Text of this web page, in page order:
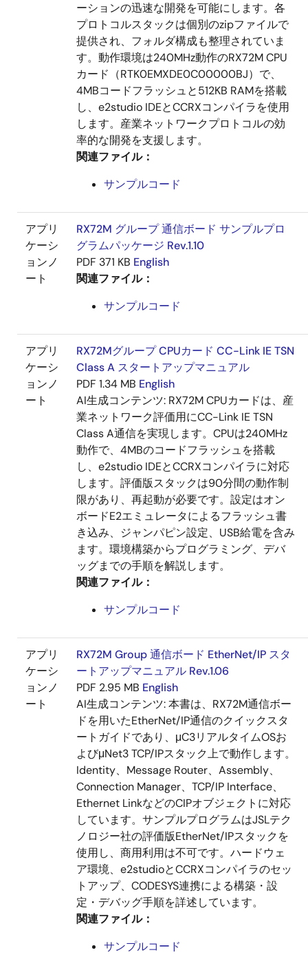
ーションの迅速な開発を可能にします。各
プロトコルスタックは個別のzipファイルで
提供され、フォルダ構成も整理されていま
す。動作環境は240MHz動作のRX72M CPU
カード（RTK0EMXDE0C00000BJ）で、
4MBコードフラッシュと512KB RAMを搭載
し、e2studio IDEとCCRXコンパイラを使用
します。産業ネットワークプロトコルの効
率的な開発を支援します。
関連ファイル：
サンプルコード
アプリ
ケーシ
ョンノ
ート
RX72M グループ 通信ボード サンプルプロ
グラムパッケージ Rev.1.10
PDF 371 KB English
関連ファイル：
サンプルコード
アプリ
ケーシ
ョンノ
ート
RX72Mグループ CPUカード CC-Link IE TSN
Class A スタートアップマニュアル
PDF 1.34 MB English
AI生成コンテンツ: RX72M CPUカードは、産
業ネットワーク評価用にCC-Link IE TSN
Class A通信を実現します。CPUは240MHz
動作で、4MBのコードフラッシュを搭載
し、e2studio IDEとCCRXコンパイラに対応
します。評価版スタックは90分間の動作制
限があり、再起動が必要です。設定はオン
ボードE2エミュレータによるフラッシュ書
き込み、ジャンパピン設定、USB給電を含み
ます。環境構築からプログラミング、デバ
ッグまでの手順を解説します。
関連ファイル：
サンプルコード
アプリ
ケーシ
ョンノ
ート
RX72M Group 通信ボード EtherNet/IP スタ
ートアップマニュアル Rev.1.06
PDF 2.95 MB English
AI生成コンテンツ:本書は、RX72M通信ボー
ドを用いたEtherNet/IP通信のクイックスタ
ートガイドであり、μC3リアルタイムOSお
よびμNet3 TCP/IPスタック上で動作します。
Identity、Message Router、Assembly、
Connection Manager、TCP/IP Interface、
Ethernet LinkなどのCIPオブジェクトに対応
しています。サンプルプログラムはJSLテク
ノロジー社の評価版EtherNet/IPスタックを
使用し、商用利用は不可です。ハードウェ
ア環境、e2studioとCCRXコンパイラのセッ
トアップ、CODESYS連携による構築・設
定・デバッグ手順を詳述しています。
関連ファイル：
サンプルコード